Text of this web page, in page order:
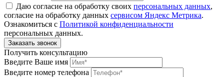
Даю согласие на обработку своих персональных данных,
согласие на обработку данных сервисом Яндекс Метрика.
Ознакомиться с Политикой конфиденциальности
персональных данных.
Получить консультацию
Введите Ваше имя
Введите номер телефона